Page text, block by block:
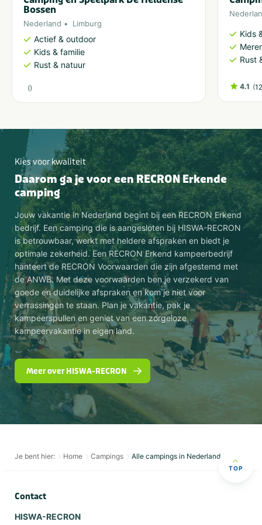
Bossen
Nederland Limburg
Actief & outdoor
Kids & familie
Rust & natuur
()
Kids
Rust
4.1 (
Kies voor kwaliteit
Daarom ga je voor een RECRON Erkende
camping
Jouw vakantie in Nederland begint bij een RECRON Erkend
bedrijf. Een camping die is aangesloten bij HISWA-RECRON
is betrouwbaar, werkt met heldere afspraken en biedt je
optimale zekerheid. Een RECRON Erkend kampeerbedrijf
hanteert de RECRON Voorwaarden die zijn afgestemd met
de ANWB. Met deze voorwaarden ben je verzekerd van
goede en duidelijke afspraken en kom je niet voor
verrassingen te staan. Plan je vakantie, pak je
kampeerspullen en geniet van een zorgeloze
kampeervakantie in eigen land.
Meer over HISWA-RECRON
Je bent hier: Home Campings Alle campings in Nederland
TOP
Contact
HISWA-RECRON